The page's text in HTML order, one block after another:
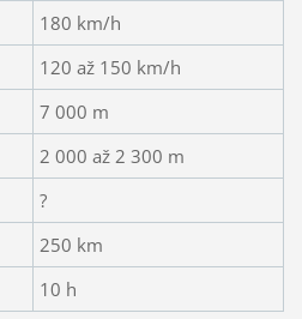
180 km/h
120 až 150 km/h
7 000 m
2 000 až 2 300 m
?
250 km
10 h